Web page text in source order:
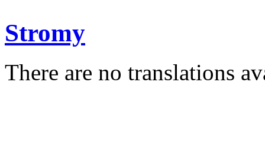
Stromy
There are no translations